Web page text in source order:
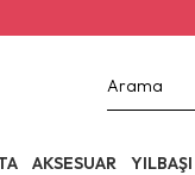
AKSESUAR